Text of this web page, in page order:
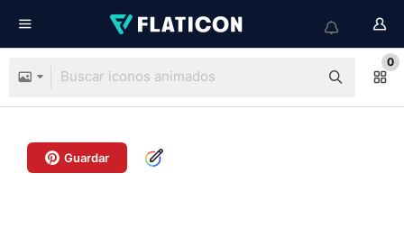
0
Guardar